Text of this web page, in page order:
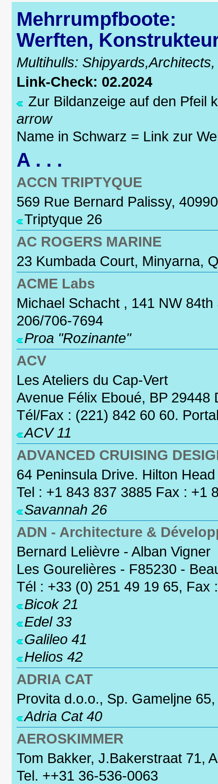
Mehrrumpfboote:
Werften,
Multihulls:
Link-Check: 02.2024
Zur Bildanzeige auf den Pfeil
arrow
Name in Schwarz = Link zur
A . . .
ACCN TRIPTYQUE
569 Rue Bernard Palissy,
Triptyque 26
AC ROGERS MARINE
23 Kumbada Court, Minyarna,
ACME Labs
Michael Schacht , 141 NW
206/706-7694
Proa "Rozinante"
ACV
Les Ateliers du Cap-Vert
Avenue Félix Eboué, BP 29448
Tél/Fax : (221) 842 60 60.
ACV 11
ADVANCED CRUISING
64 Peninsula Drive. Hilton
Tel : +1 843 837 3885 Fax : +1
Savannah 26
ADN - Architecture &
Bernard Lelièvre - Alban Vigner
Les Gourelières - F85230 -
Tél : +33 (0) 251 49 19 65, Fax
Bicok 21
Edel 33
Galileo 41
Helios 42
ADRIA CAT
Provita d.o.o., Sp. Gameljne
Adria Cat 40
AEROSKIMMER
Tom Bakker, J.Bakerstraat 71,
Tel. ++31 36-536-0063